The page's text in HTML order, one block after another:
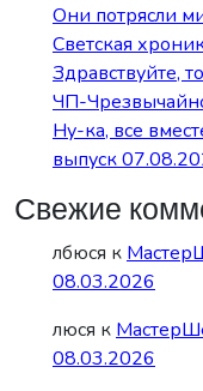
Они потрясли
Светская
Здравствуйте,
ЧП-
Ну-ка, все
выпуск
Свежие
лбюся к
08.03.2026
люся к
08.03.2026